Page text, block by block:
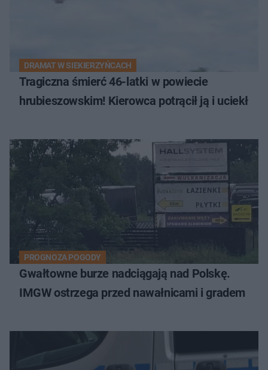
DRAMAT W SIEKIERZYŃCACH
Tragiczna śmierć 46-latki w powiecie
hrubieszowskim! Kierowca potrącił ją i uciekł
PROGNOZA POGODY
Gwałtowne burze nadciągają nad Polskę.
IMGW ostrzega przed nawałnicami i gradem